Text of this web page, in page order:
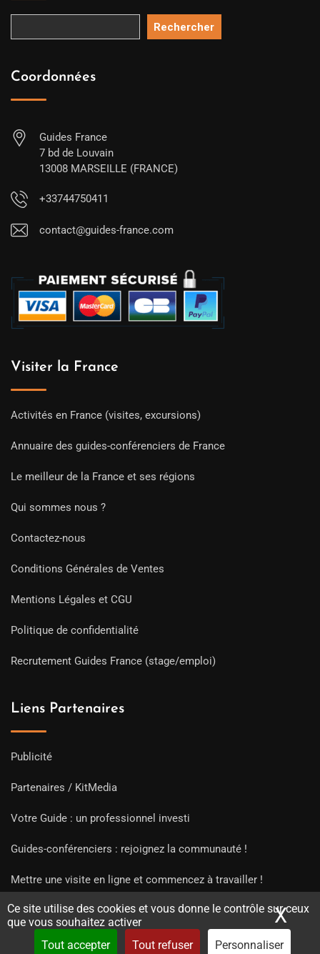
Ce site utilise des cookies et vous donne le contrôle sur ceux
que vous souhaitez activer
Tout accepter
Tout refuser Personnaliser
X
Rechercher
Coordonnées
Guides France
7 bd de Louvain
13008 MARSEILLE (FRANCE)
+33744750411
contact@guides-france.com
Visiter la France
Activités en France (visites, excursions)
Annuaire des guides-conférenciers de France
Le meilleur de la France et ses régions
Qui sommes nous ?
Contactez-nous
Conditions Générales de Ventes
Mentions Légales et CGU
Politique de confidentialité
Recrutement Guides France (stage/emploi)
Liens Partenaires
Publicité
Partenaires / KitMedia
Votre Guide : un professionnel investi
Guides-conférenciers : rejoignez la communauté !
Mettre une visite en ligne et commencez à travailler !